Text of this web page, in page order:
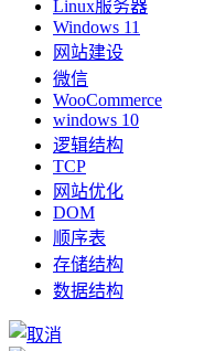
Linux服务器
Windows 11
网站建设
微信
WooCommerce
windows 10
逻辑结构
TCP
网站优化
DOM
顺序表
存储结构
数据结构